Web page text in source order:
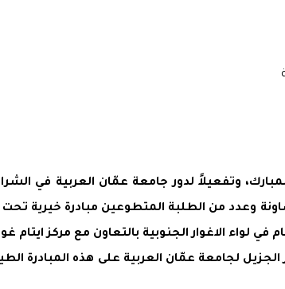
وتفعيلاً لدور جامعة عمّان العربية في
وعدد من الطلبة المتطوعين مبادرة خيرية
في لواء الاغوار الجنوبية بالتعاون مع مركز ايتام
لجامعة عمّان العربية على هذه المبادرة